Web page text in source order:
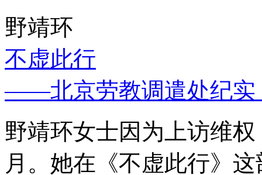
野靖环
不虚此行
——北京劳教调遣处纪实
野靖环女士因为上访维
月。她在《不虚此行》